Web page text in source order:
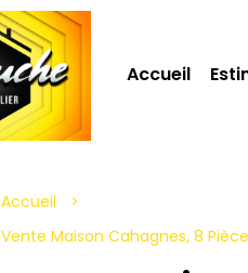
Accueil
Accueil
Vente Maison Cahagnes, 8